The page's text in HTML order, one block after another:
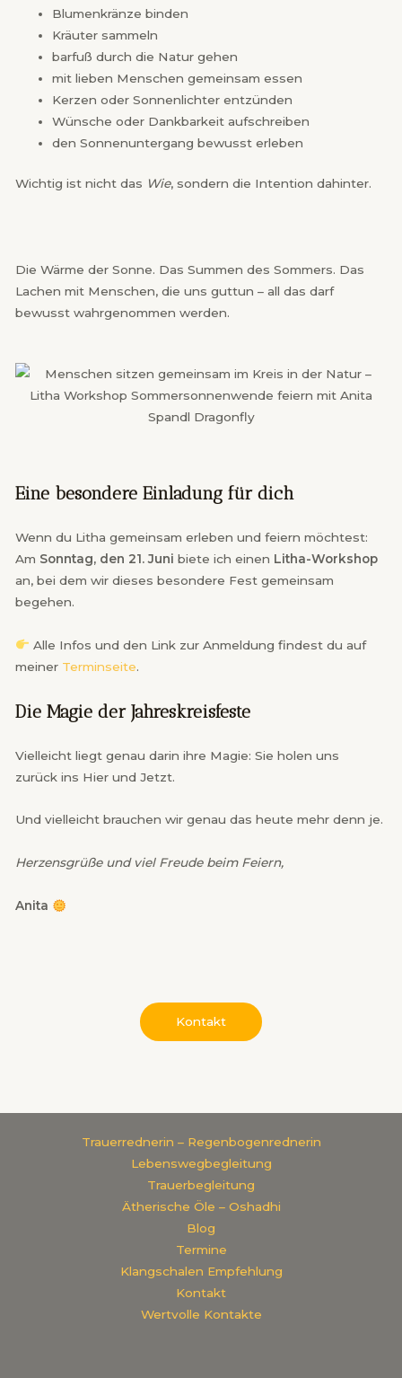
Blumenkränze binden
Kräuter sammeln
barfuß durch die Natur gehen
mit lieben Menschen gemeinsam essen
Kerzen oder Sonnenlichter entzünden
Wünsche oder Dankbarkeit aufschreiben
den Sonnenuntergang bewusst erleben
Wichtig ist nicht das Wie, sondern die Intention dahinter.
Die Wärme der Sonne. Das Summen des Sommers. Das
Lachen mit Menschen, die uns guttun – all das darf
bewusst wahrgenommen werden.
Eine besondere Einladung für dich
Wenn du Litha gemeinsam erleben und feiern möchtest:
Am Sonntag, den 21. Juni biete ich einen Litha-Workshop
an, bei dem wir dieses besondere Fest gemeinsam
begehen.
Alle Infos und den Link zur Anmeldung findest du auf
meiner Terminseite.
Die Magie der Jahreskreisfeste
Vielleicht liegt genau darin ihre Magie: Sie holen uns
zurück ins Hier und Jetzt.
Und vielleicht brauchen wir genau das heute mehr denn je.
Herzensgrüße und viel Freude beim Feiern,
Anita
Kontakt
Trauerrednerin – Regenbogenrednerin
Lebenswegbegleitung
Trauerbegleitung
Ätherische Öle – Oshadhi
Blog
Termine
Klangschalen Empfehlung
Kontakt
Wertvolle Kontakte